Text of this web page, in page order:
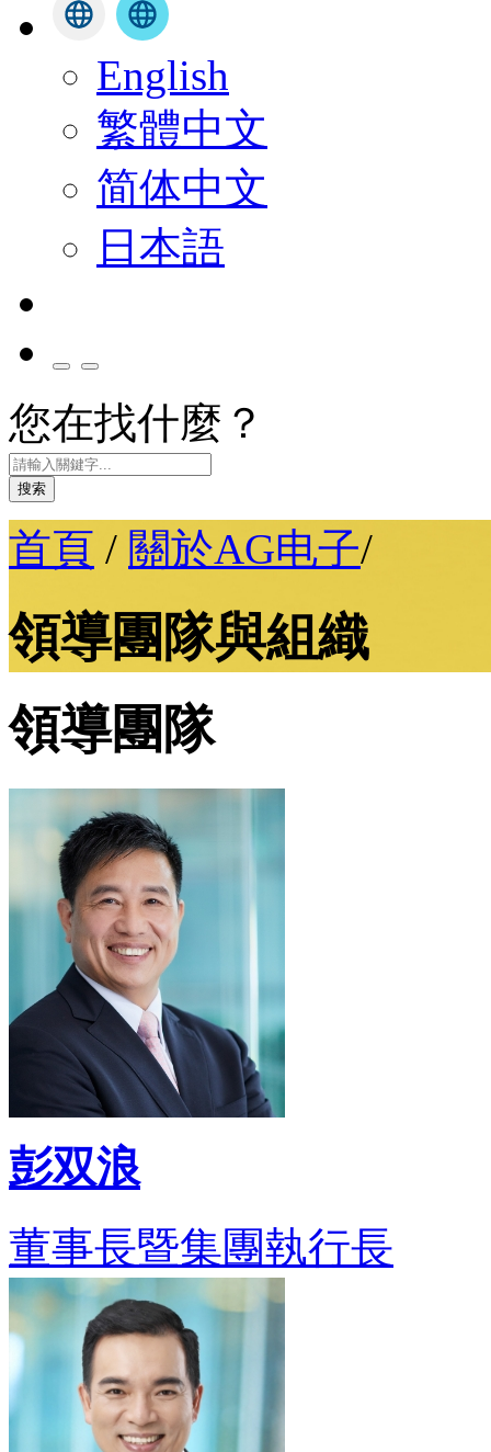
English
繁體中文
简体中文
日本語
您在找什麼？
搜索
首頁 / 關於AG电子/
領導團隊與組織
領導團隊
彭双浪
董事長暨集團執行長